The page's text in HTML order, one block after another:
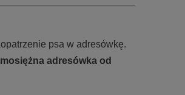
psa w adresówkę.
adresówka od